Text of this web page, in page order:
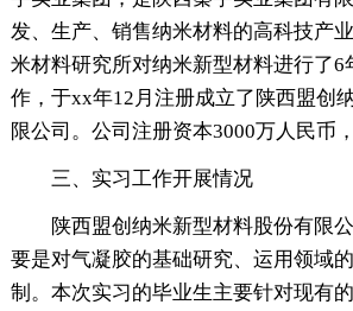
发、生产、销售纳米材料的高科技产
米材料研究所对纳米新型材料进行了6
作，于xx年12月注册成立了陕西盟创
限公司。公司注册资本3000万人民币
三、实习工作开展情况
陕西盟创纳米新型材料股份有限
要是对气凝胶的基础研究、运用领域
制。本次实习的毕业生主要针对现有